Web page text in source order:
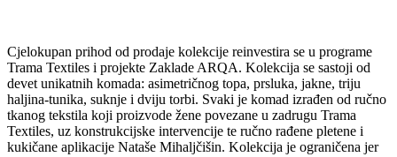
Cjelokupan prihod od prodaje kolekcije reinvestira se u programe
Trama Textiles i projekte Zaklade ARQA. Kolekcija se sastoji od
devet unikatnih komada: asimetričnog topa, prsluka, jakne, triju
haljina-tunika, suknje i dviju torbi. Svaki je komad izrađen od ručno
tkanog tekstila koji proizvode žene povezane u zadrugu Trama
Textiles, uz konstrukcijske intervencije te ručno rađene pletene i
kukičane aplikacije Nataše Mihaljčišin. Kolekcija je ograničena jer